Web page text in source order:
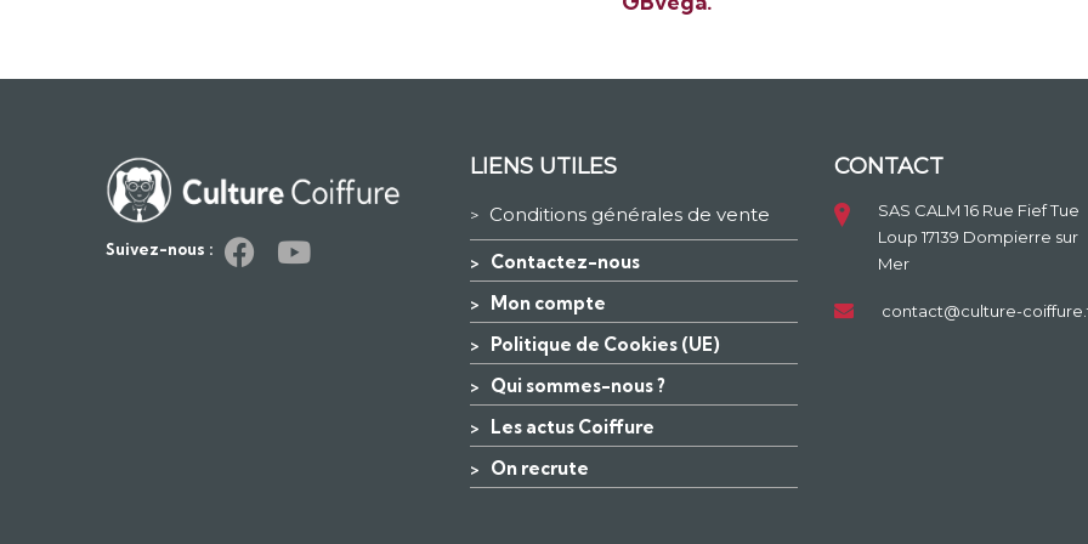
Suivez-nous :
LIENS UTILES
> Conditions générales de vente
> Contactez-nous
> Mon compte
> Politique de Cookies (UE)
> Qui sommes-nous ?
> Les actus Coiffure
> On recrute
CONTACT
SAS CALM 16 Rue Fief Tue
Loup 17139 Dompierre sur
Mer
contact@culture-